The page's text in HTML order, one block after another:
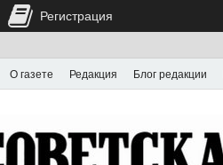
О газете Редакция Блог редакции
Регистрация